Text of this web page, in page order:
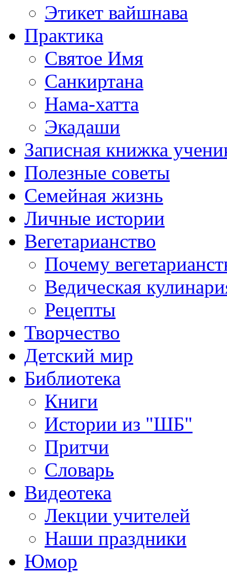
Этикет вайшнава
Практика
Святое Имя
Санкиртана
Нама-хатта
Экадаши
Записная книжка
Полезные советы
Семейная жизнь
Личные истории
Вегетарианство
Почему
Ведическая
Рецепты
Творчество
Детский мир
Библиотека
Книги
Истории из "ШБ"
Притчи
Словарь
Видеотека
Лекции учителей
Наши праздники
Юмор